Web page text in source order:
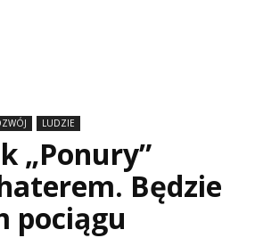
LUDZIE
„Ponury”
Będzie
pociągu